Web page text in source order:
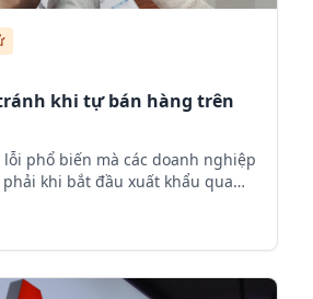
khi tự bán hàng trên
phổ biến mà các doanh nghiệp
khi bắt đầu xuất khẩu qua